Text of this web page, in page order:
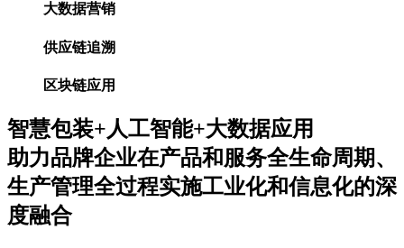
大数据营销
供应链追溯
区块链应用
智慧包装+人工智能+大数据应用
助力品牌企业在产品和服务全生命周期、
生产管理全过程实施工业化和信息化的深
度融合